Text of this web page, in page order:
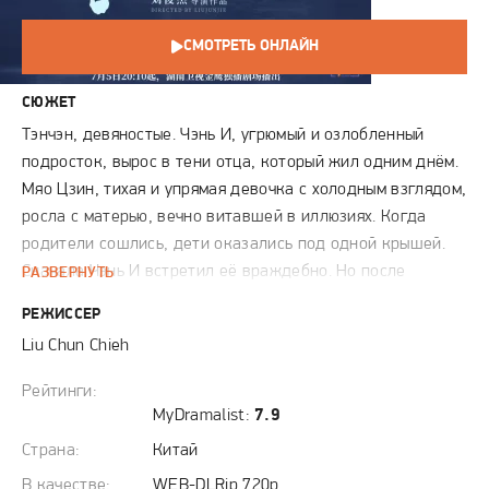
СМОТРЕТЬ ОНЛАЙН
СЮЖЕТ
Тэнчэн, девяностые. Чэнь И, угрюмый и озлобленный
подросток, вырос в тени отца, который жил одним днём.
Мяо Цзин, тихая и упрямая девочка с холодным взглядом,
росла с матерью, вечно витавшей в иллюзиях. Когда
родители сошлись, дети оказались под одной крышей.
Сначала Чэнь И встретил её враждебно. Но после
умер, а мать Мяо Цзин исчезла, оставив долги.
Подростки остались вдвоём в старом доме и выживали
на копейки, ругаясь и деля последний кусок хлеба.
В университете Мяо Цзин призналась ему в чувствах. Но
РАЗВЕРНУТЬ
РЕЖИССЕР
Liu Chun Chieh
Рейтинги:
MyDramalist: 7.9
Страна:
Китай